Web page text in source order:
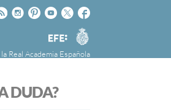
Facebook
Twitter
Youtube
Pinteres
Instagram
Agencia
EFE
Real Academia Española
patrocinada por
DUDA?